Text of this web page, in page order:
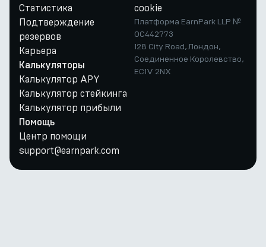
Статистика
Подтверждение
резервов
Карьера
Калькуляторы
Калькулятор APY
Калькулятор стейкинга
Калькулятор прибыли
Помощь
Центр помощи
support@earnpark.com
cookie
Платформа EarnPark LLP №
OC442773
128 City Road, Лондон,
Соединенное Королевство,
EC1V 2NX